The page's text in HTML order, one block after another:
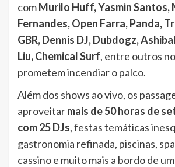
comMurilo Huff, Yasmin Santos,
Fernandes, Open Farra, Panda,
GBR, Dennis DJ, Dubdogz,
Liu, Chemical Surf, entre outros
prometem incendiar o palco.
Além dos shows ao vivo, os
aproveitarmais de 50 horas de
com 25 DJs, festas temáticas
gastronomia refinada, piscinas,
cassino e muito mais a bordo de